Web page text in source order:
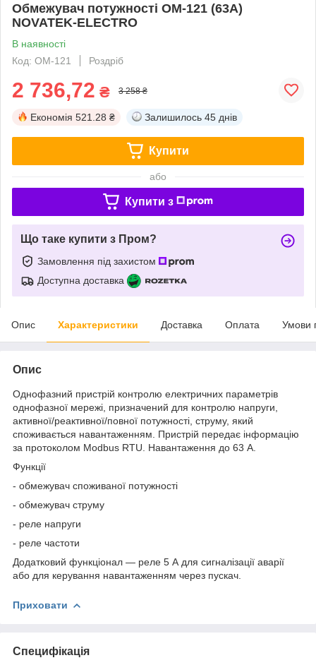
Обмежувач потужності ОМ-121 (63А)
NOVATEK-ELECTRO
В наявності
Код: ОМ-121
Роздріб
2 736,72 ₴ 3 258 ₴
Економія 521.28 ₴ Залишилось 45 днів
Купити
або
Купити з
Що таке купити з Пром?
Замовлення під захистом
Доступна доставка
Опис Характеристики Доставка Оплата Умови
Опис
Однофазний пристрій контролю електричних параметрів
однофазної мережі, призначений для контролю напруги,
активної/реактивної/повної потужності, струму, який
споживається навантаженням. Пристрій передає інформацію
за протоколом Modbus RTU. Навантаження до 63 А.
Функції
- обмежувач споживаної потужності
- обмежувач струму
- реле напруги
- реле частоти
Додатковий функціонал — реле 5 А для сигналізації аварії
або для керування навантаженням через пускач.
Приховати
Специфікація